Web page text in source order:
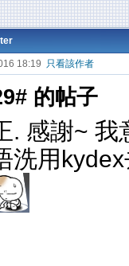
18:19 只看該作者
的帖子
. 感謝~
洗用